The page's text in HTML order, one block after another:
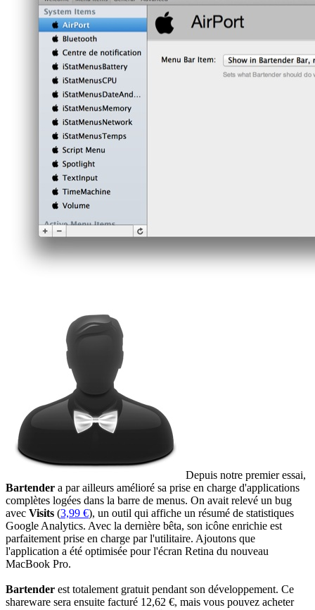
Depuis notre premier essai,
Bartender a par ailleurs amélioré sa prise en charge d'applications
complètes logées dans la barre de menus. On avait relevé un bug
avec Visits (3,99 €), un outil qui affiche un résumé de statistiques
Google Analytics. Avec la dernière bêta, son icône enrichie est
parfaitement prise en charge par l'utilitaire. Ajoutons que
l'application a été optimisée pour l'écran Retina du nouveau
MacBook Pro.
Bartender est totalement gratuit pendant son développement. Ce
shareware sera ensuite facturé 12,62 €, mais vous pouvez acheter